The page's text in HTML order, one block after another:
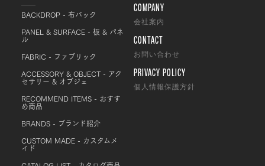
BACKDROP - 布バック
PANEL & SURFACE - 板 & パネ
ル
FABRIC - ファブリック
ACCESSORY & OBJECT - アク
セサリー & オブジェ
RECOMMEND ITEMS - おすす
め商品
BRANDS - ブランド紹介
CUSTOM MADE - カスタムメ
イド
COMPANY
会社案内
CONTACT
お問い合わせ
PRIVACY POLICY
個人情報保護方針